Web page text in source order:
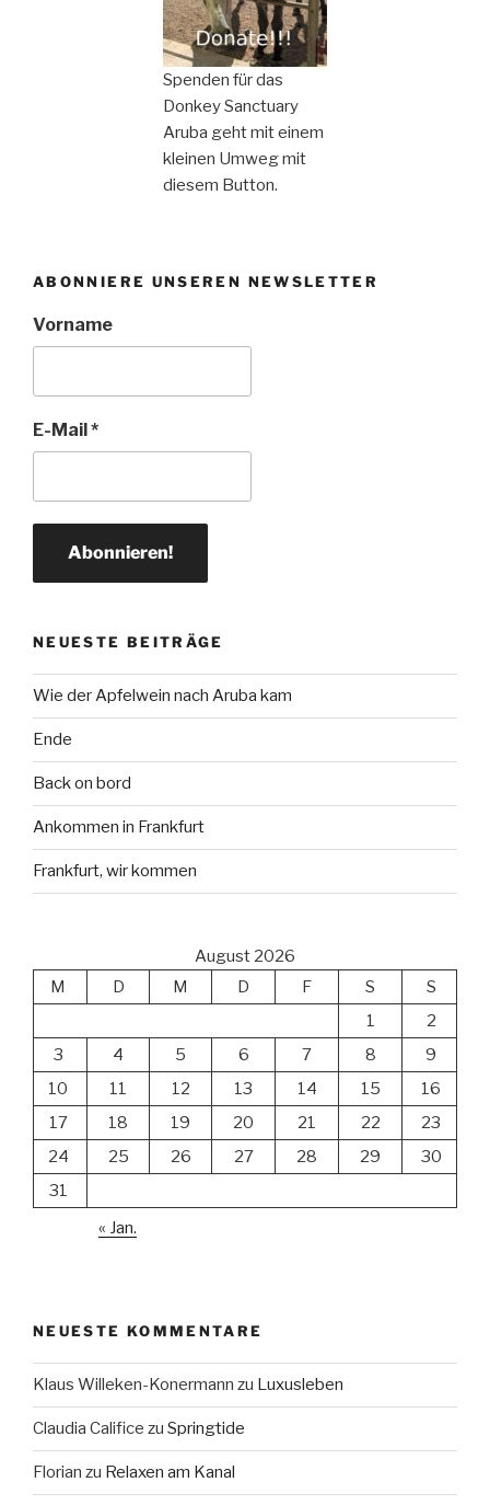
Spenden für das
Donkey Sanctuary
Aruba geht mit einem
kleinen Umweg mit
diesem Button.
ABONNIERE UNSEREN NEWSLETTER
Vorname
E-Mail*
NEUESTE BEITRÄGE
Wie der Apfelwein nach Aruba kam
Ende
Back on bord
Ankommen in Frankfurt
Frankfurt, wir kommen
August 2026
M
D M D F S
S
1
2
3
4 5 6 7 8
9
10
11 12 13 14 15
16
17
18 19 20 21 22
23
24
25 26 27 28 29
30
31
« Jan.
NEUESTE KOMMENTARE
Klaus Willeken-Konermann zu Luxusleben
Claudia Califice zu Springtide
Florian zu Relaxen am Kanal